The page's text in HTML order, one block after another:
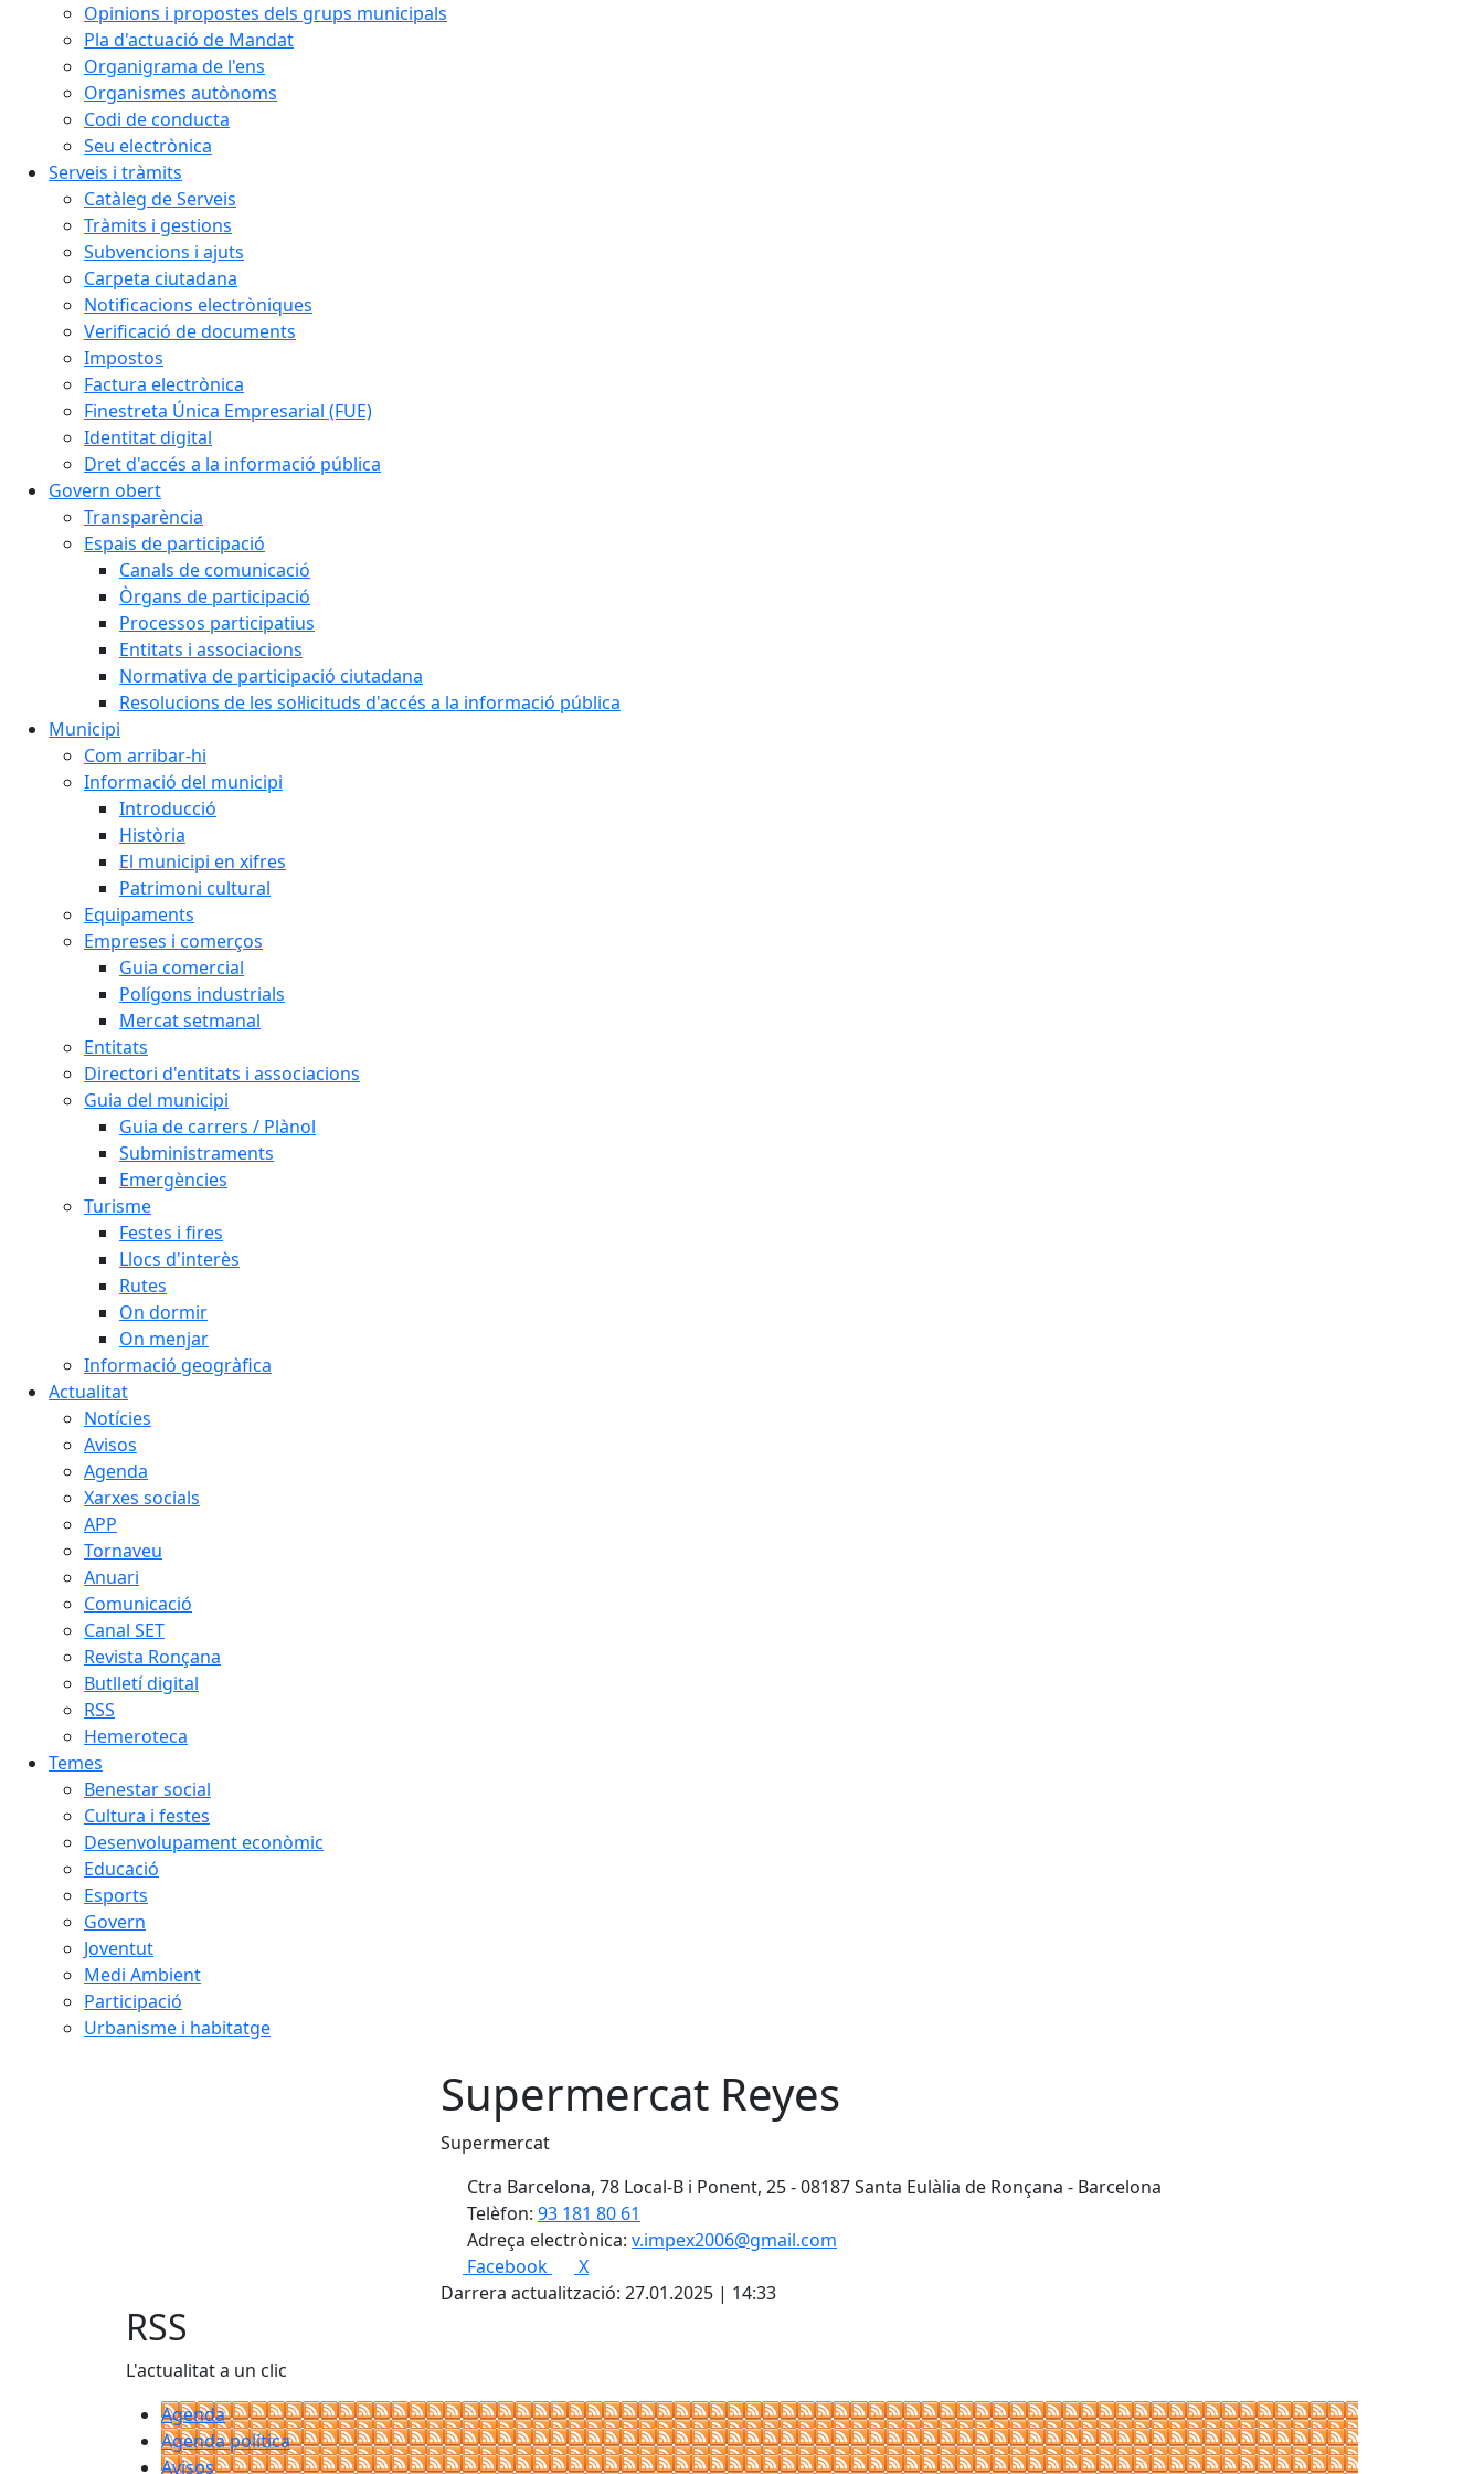
Opinions i propostes dels grups municipals
Pla d'actuació de Mandat
Organigrama de l'ens
Organismes autònoms
Codi de conducta
Seu electrònica
Serveis i tràmits
Catàleg de Serveis
Tràmits i gestions
Subvencions i ajuts
Carpeta ciutadana
Notificacions electròniques
Verificació de documents
Impostos
Factura electrònica
Finestreta Única Empresarial (FUE)
Identitat digital
Dret d'accés a la informació pública
Govern obert
Transparència
Espais de participació
Canals de comunicació
Òrgans de participació
Processos participatius
Entitats i associacions
Normativa de participació ciutadana
Resolucions de les sol·licituds d'accés a la informació pública
Municipi
Com arribar-hi
Informació del municipi
Introducció
Història
El municipi en xifres
Patrimoni cultural
Equipaments
Empreses i comerços
Guia comercial
Polígons industrials
Mercat setmanal
Entitats
Directori d'entitats i associacions
Guia del municipi
Guia de carrers / Plànol
Subministraments
Emergències
Turisme
Festes i fires
Llocs d'interès
Rutes
On dormir
On menjar
Informació geogràfica
Actualitat
Notícies
Avisos
Agenda
Xarxes socials
APP
Tornaveu
Anuari
Comunicació
Canal SET
Revista Ronçana
Butlletí digital
RSS
Hemeroteca
Temes
Benestar social
Cultura i festes
Desenvolupament econòmic
Educació
Esports
Govern
Joventut
Medi Ambient
Participació
Urbanisme i habitatge
Supermercat Reyes
Supermercat
Ctra Barcelona, 78 Local-B i Ponent, 25 - 08187 Santa Eulàlia de Ronçana - Barcelona
Telèfon: 93 181 80 61
Adreça electrònica: v.impex2006@gmail.com
Facebook
X
Darrera actualització: 27.01.2025 | 14:33
RSS
L'actualitat a un clic
Agenda
Agenda política
Avisos